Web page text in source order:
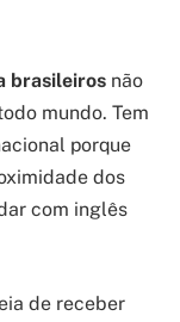
brasileiros não
mundo. Tem
porque
dos
com inglês
de receber